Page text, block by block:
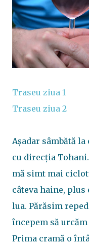
Traseu ziua 1
Traseu ziua 2
Așadar sâmbătă
cu direcția
mă simt mai
câteva haine,
lua. Părăsim
începem să
Prima cramă o